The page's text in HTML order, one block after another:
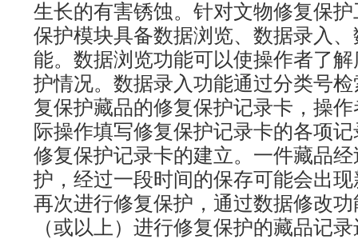
生长的有害锈蚀。针对文物修复保
保护模块具备数据浏览、数据录入
能。数据浏览功能可以使操作者了
护情况。数据录入功能通过分类号
复保护藏品的修复保护记录卡，操
际操作填写修复保护记录卡的各项
修复保护记录卡的建立。一件藏品
护，经过一段时间的保存可能会出
再次进行修复保护，通过数据修改
（或以上）进行修复保护的藏品记